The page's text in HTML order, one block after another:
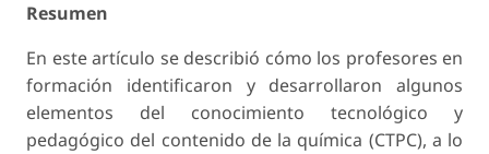
Resumen
En este artículo se describió cómo los profesores en
formación identificaron y desarrollaron algunos
elementos del conocimiento tecnológico y
pedagógico del contenido de la química (CTPC), a lo